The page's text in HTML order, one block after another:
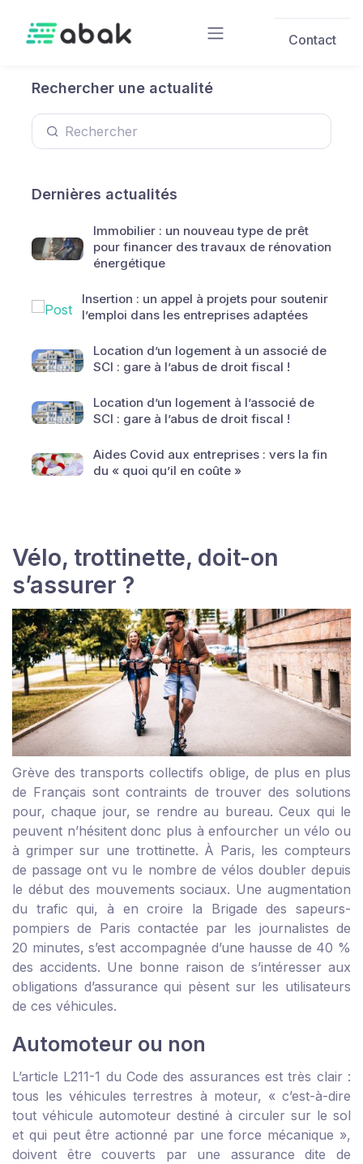
Contact
Rechercher une actualité
Dernières actualités
Immobilier : un nouveau type de prêt
pour financer des travaux de rénovation
énergétique
Insertion : un appel à projets pour soutenir
l’emploi dans les entreprises adaptées
Location d’un logement à un associé de
SCI : gare à l’abus de droit fiscal !
Location d’un logement à l’associé de
SCI : gare à l’abus de droit fiscal !
Aides Covid aux entreprises : vers la fin
du « quoi qu’il en coûte »
Vélo, trottinette, doit-on
s’assurer ?
Grève des transports collectifs oblige, de plus en plus
de Français sont contraints de trouver des solutions
pour, chaque jour, se rendre au bureau. Ceux qui le
peuvent n’hésitent donc plus à enfourcher un vélo ou
à grimper sur une trottinette. À Paris, les compteurs
de passage ont vu le nombre de vélos doubler depuis
le début des mouvements sociaux. Une augmentation
du trafic qui, à en croire la Brigade des sapeurs-
pompiers de Paris contactée par les journalistes de
20 minutes, s’est accompagnée d’une hausse de 40 %
des accidents. Une bonne raison de s’intéresser aux
obligations d’assurance qui pèsent sur les utilisateurs
de ces véhicules.
Automoteur ou non
L’article L211-1 du Code des assurances est très clair :
tous les véhicules terrestres à moteur, « c’est-à-dire
tout véhicule automoteur destiné à circuler sur le sol
et qui peut être actionné par une force mécanique »,
doivent être couverts par une assurance dite de